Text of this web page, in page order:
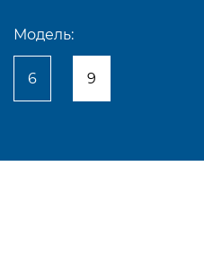
Модель:
6 9